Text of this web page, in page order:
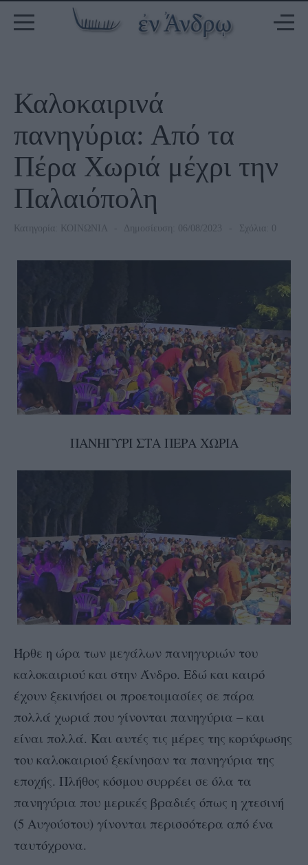
Καλοκαιρινά
πανηγύρια: Από τα
Πέρα Χωριά μέχρι την
Παλαιόπολη
Κατηγορία: ΚΟΙΝΩΝΙΑ Δημοσίευση: 06/08/2023 Σχόλια: 0
ΠΑΝΗΓΥΡΙ ΣΤΑ ΠΕΡΑ ΧΩΡΙΑ
Ήρθε η ώρα των μεγάλων πανηγυριών του
καλοκαιριού και στην Άνδρο. Εδώ και καιρό
έχουν ξεκινήσει οι προετοιμασίες σε πάρα
πολλά χωριά που γίνονται πανηγύρια – και
είναι πολλά. Και αυτές τις μέρες της κορύφωσης
του καλοκαιριού ξεκίνησαν τα πανηγύρια της
εποχής. Πλήθος κόσμου συρρέει σε όλα τα
πανηγύρια που μερικές βραδιές όπως η χτεσινή
(5 Αυγούστου) γίνονται περισσότερα από ένα
ταυτόχρονα.